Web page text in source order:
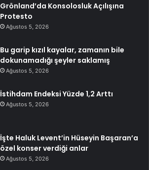
Grönland’da Konsolosluk Açılışına
Protesto
Ağustos 5, 2026
Bu garip kızıl kayalar, zamanın bile
dokunamadığı şeyler saklamış
Ağustos 5, 2026
İstihdam Endeksi Yüzde 1,2 Arttı
Ağustos 5, 2026
İşte Haluk Levent’in Hüseyin Başaran’a
özel konser verdiği anlar
Ağustos 5, 2026